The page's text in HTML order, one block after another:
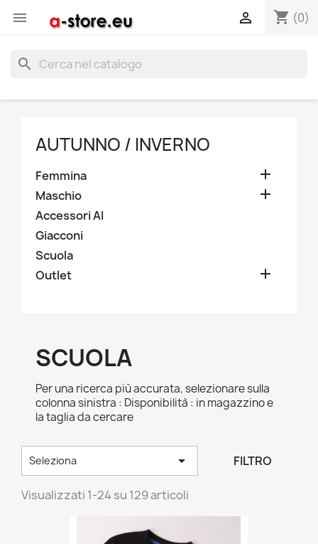
 shopping_cart (0)

search
AUTUNNO / INVERNO
Femmina 
Maschio 
Accessori AI
Giacconi
Scuola
Outlet

SCUOLA
Per una ricerca più accurata, selezionare sulla
colonna sinistra : Disponibilità : in magazzino e
la taglia da cercare
Seleziona  FILTRO
Visualizzati 1-24 su 129 articoli